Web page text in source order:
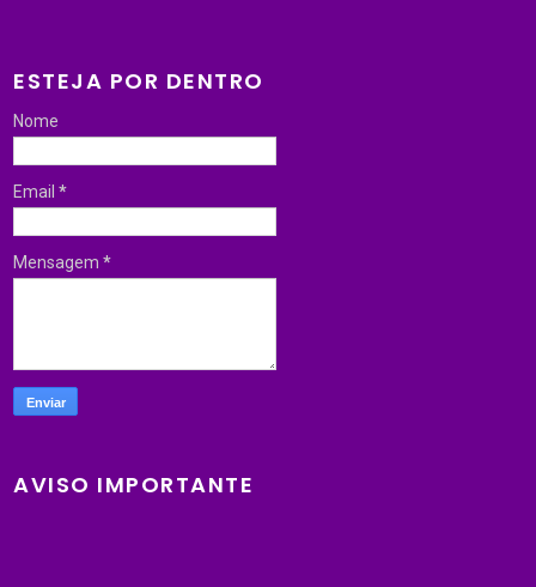
ESTEJA POR DENTRO
Nome
Email*
Mensagem*
AVISO IMPORTANTE